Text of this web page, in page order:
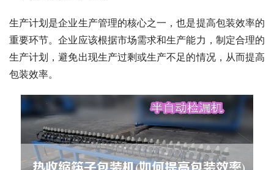
生产计划是企业生产管理的核心之一，也是提高包装效率的
重要环节。企业应该根据市场需求和生产能力，制定合理的
生产计划，避免出现生产过剩或生产不足的情况，从而提高
包装效率。